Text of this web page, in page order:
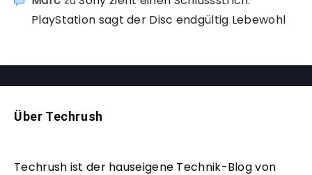
PlayStation sagt der Disc endgültig Lebewohl
Über Techrush
Techrush ist der hauseigene Technik-Blog von